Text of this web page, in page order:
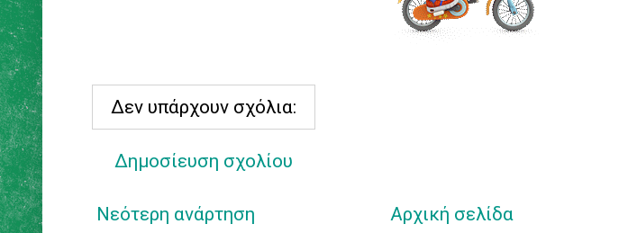
Δεν υπάρχουν σχόλια:
Δημοσίευση σχολίου
Νεότερη ανάρτηση Αρχική σελίδα